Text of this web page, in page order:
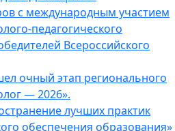
с международным участием
педагогического
Всероссийского
очный этап регионального
— 2026».
лучших практик
обеспечения образования»